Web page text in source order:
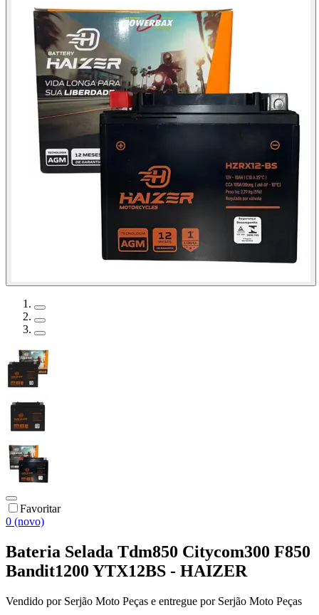
Favoritar
0 (novo)
Bateria Selada Tdm850 Citycom300 F850
Bandit1200 YTX12BS - HAIZER
Vendido por Serjão Moto Peças e entregue por Serjão Moto Peças